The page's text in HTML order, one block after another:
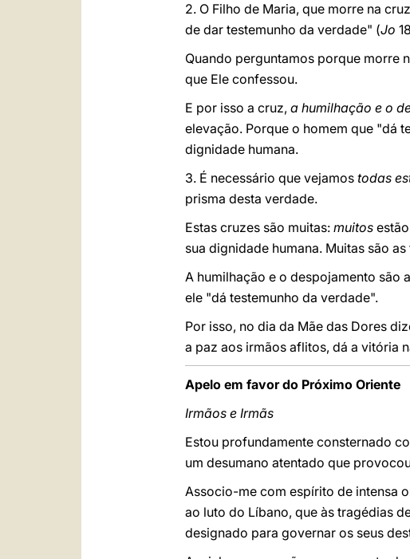
2. O Filho de Maria, que morre na
de dar testemunho da verdade" (Jo
Quando perguntamos porque morre
que Ele confessou.
E por isso a cruz, a humilhação e o
elevação. Porque o homem que "dá
dignidade humana.
3. É necessário que vejamos todas
prisma desta verdade.
Estas cruzes são muitas: muitos
sua dignidade humana. Muitas são
A humilhação e o despojamento
ele "dá testemunho da verdade".
Por isso, no dia da Mãe das Dores
a paz aos irmãos aflitos, dá a vitória
Apelo em favor do Próximo Oriente
Irmãos e Irmãs
Estou profundamente consternado
um desumano atentado que
Associo-me com espírito de intensa
ao luto do Líbano, que às tragédias
designado para governar os seus